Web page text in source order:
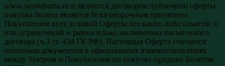
www.omskdrama.ru и являются договором публичной оферты,
покупка билета является безоговорочным принятием
Покупателем всех условий Оферты без каких-либо изъятий и/
или ограничений и равносильно заключению письменного
договора (ч.3 ст. 434 ГК РФ). Настоящая Оферта считается
основным документом в официальных взаимоотношениях
между Театром и Покупателем по покупке-продаже Билетов.